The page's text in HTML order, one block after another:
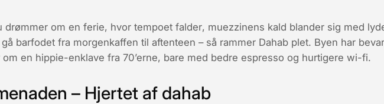
drømmer om en ferie, hvor tempoet falder, muezzinens kald blander sig med
barfodet fra morgenkaffen til aftenteen – så rammer Dahab plet. Byen har
om en hippie-enklave fra 70’erne, bare med bedre espresso og hurtigere wi-fi.
– Hjertet af dahab